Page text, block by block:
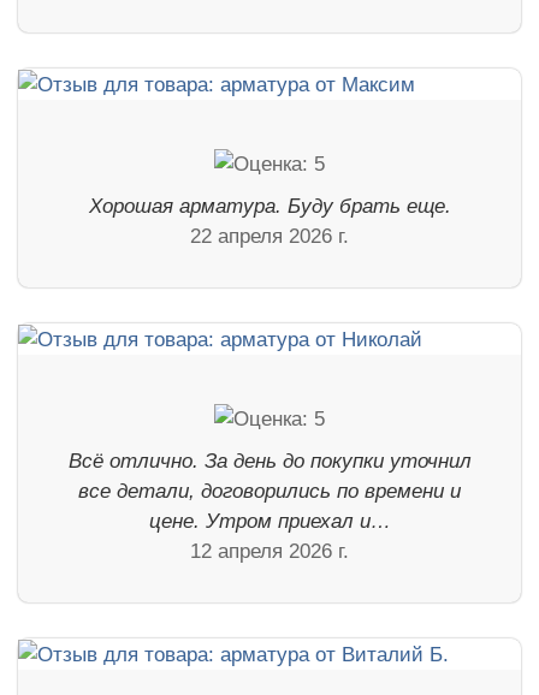
Хорошая арматура. Буду брать еще.
22 апреля 2026 г.
Всё отлично. За день до покупки уточнил
все детали, договорились по времени и
цене. Утром приехал и…
12 апреля 2026 г.